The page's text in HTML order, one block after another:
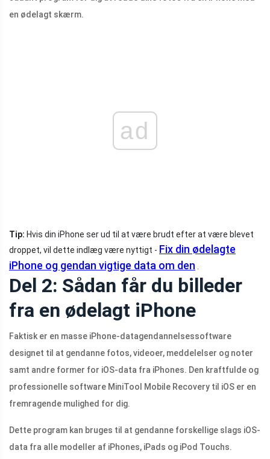
en ødelagt skærm.
ad
Tip: Hvis din iPhone ser ud til at være brudt efter at være blevet
droppet, vil dette indlæg være nyttigt - Fix din ødelagte
iPhone og gendan vigtige data om den
Del 2: Sådan får du billeder
fra en ødelagt iPhone
Faktisk er en masse iPhone-datagendannelsessoftware
designet til at gendanne fotos, videoer, meddelelser og noter
samt andre former for iOS-data fra iPhones. Den kraftfulde og
professionelle software MiniTool Mobile Recovery til iOS er en
fremragende mulighed for dig.
Dette program kan bruges til at gendanne forskellige slags iOS-
data fra alle modeller af iPhones, iPads og iPod Touchs.